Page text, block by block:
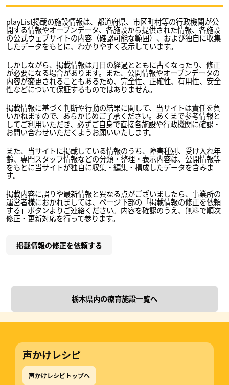
playList掲載の施設情報は、都道府県、市区町村等の行政機関が公
開する情報やオープンデータ、各施設から提供された情報、各施設
の公式ウェブサイトの内容（確認可能な範囲）、および独自に収集
したデータをもとに、わかりやすく表示しています。
しかしながら、掲載情報は月日の経過とともに古くなったり、修正
が必要になる場合があります。また、公開情報やオープンデータの
内容が変更されることもあるため、完全性、正確性、有用性、安全
性などについて保証するものではありません。
掲載情報に基づく判断や行動の結果に関して、当サイトは責任を負
いかねますので、あらかじめご了承ください。あくまで参考情報と
してご利用いただき、必ずご自身で直接各施設や行政機関に確認・
お問い合わせいただくようお願いいたします。
また、当サイトに掲載している情報のうち、障害種別、受け入れ年
齢、専門スタッフ情報などの分類・整理・表示内容は、公開情報等
をもとに当サイトが独自に収集・編集・構成したデータを含みま
す。
掲載内容に誤りや最新情報と異なる点がございましたら、事業所の
運営者様におかれましては、ページ下部の「掲載情報の修正を依頼
する」ボタンよりご連絡ください。内容を確認のうえ、無料で順次
修正・更新対応を行って参ります。
掲載情報の修正を依頼する
栃木県内の療育施設一覧へ
声かけレシピ
声かけレシピトップへ